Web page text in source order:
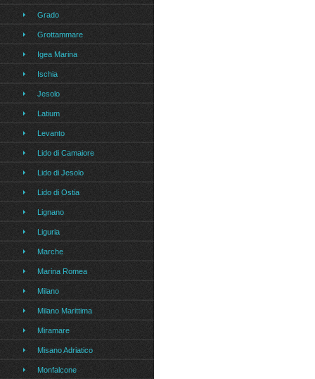
Grado
Grottammare
Igea Marina
Ischia
Jesolo
Latium
Levanto
Lido di Camaiore
Lido di Jesolo
Lido di Ostia
Lignano
Liguria
Marche
Marina Romea
Milano
Milano Marittima
Miramare
Misano Adriatico
Monfalcone